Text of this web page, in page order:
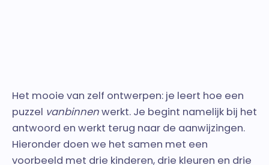
Het mooie van zelf ontwerpen: je leert hoe een
puzzel vanbinnenwerkt. Je begint namelijk bij het
antwoord en werkt terug naar de aanwijzingen.
Hieronder doen we het samen met een
voorbeeld met drie kinderen, drie kleuren en drie